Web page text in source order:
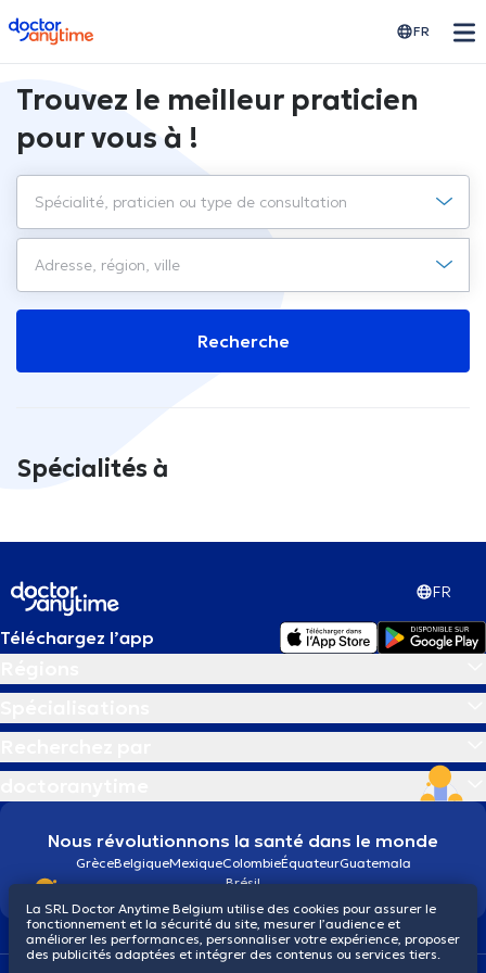
doctoranytime FR
Trouvez le meilleur praticien
pour vous à !
Recherche
Spécialités à
FR
Téléchargez l’app
Nous révolutionnons la santé dans le monde
GrèceBelgiqueMexiqueColombieÉquateurGuatemala
Brésil
La SRL Doctor Anytime Belgium utilise des cookies pour assurer le
fonctionnement et la sécurité du site, mesurer l’audience et
améliorer les performances, personnaliser votre expérience, proposer
des publicités adaptées et intégrer des contenus ou services tiers.